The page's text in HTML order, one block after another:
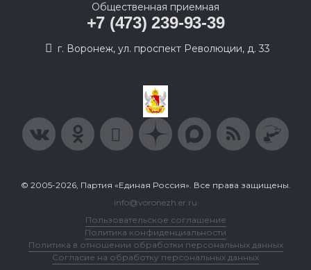
Общественная приемная
+7 (473) 239-93-39
г. Воронеж, ул. проспект Революции, д. 33
© 2005-2026, Партия «Единая Россия». Все права защищены.
info@voronezh.er.ru
Пользовательское соглашение
Политика конфиденциальности
Политика в отношении обработки персональных данных
Согласие на обработку персональных данных